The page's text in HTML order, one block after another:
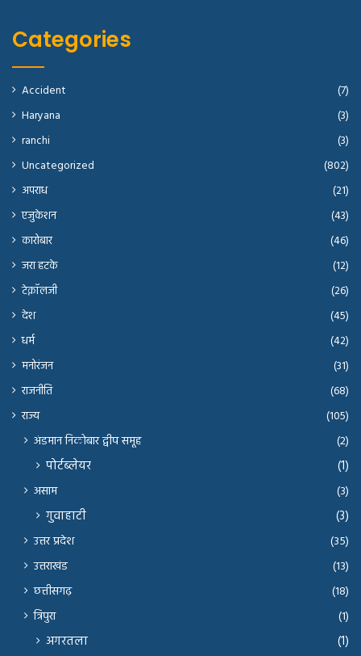
Categories
Accident
(7)
Haryana
(3)
ranchi
(3)
Uncategorized
(802)
अपराध
(21)
एजुकेशन
(43)
कारोबार
(46)
जरा हटके
(12)
टेक्नॉलजी
(26)
देश
(45)
धर्म
(42)
मनोरंजन
(31)
राजनीति
(68)
राज्य
(105)
अंडमान निकोबार द्वीप समूह (2)
पोर्टब्लेयर (1)
असाम (3)
गुवाहाटी (3)
उत्तर प्रदेश
(35)
उत्तराखंड
(13)
छत्तीसगढ़
(18)
त्रिपुरा
(1)
अगरतला (1)